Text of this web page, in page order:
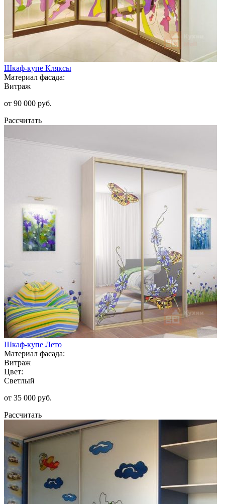
Шкаф-купе Кляксы
Материал фасада:
Витраж
от 90 000 руб.
Рассчитать
Шкаф-купе Лето
Материал фасада:
Витраж
Цвет:
Светлый
от 35 000 руб.
Рассчитать